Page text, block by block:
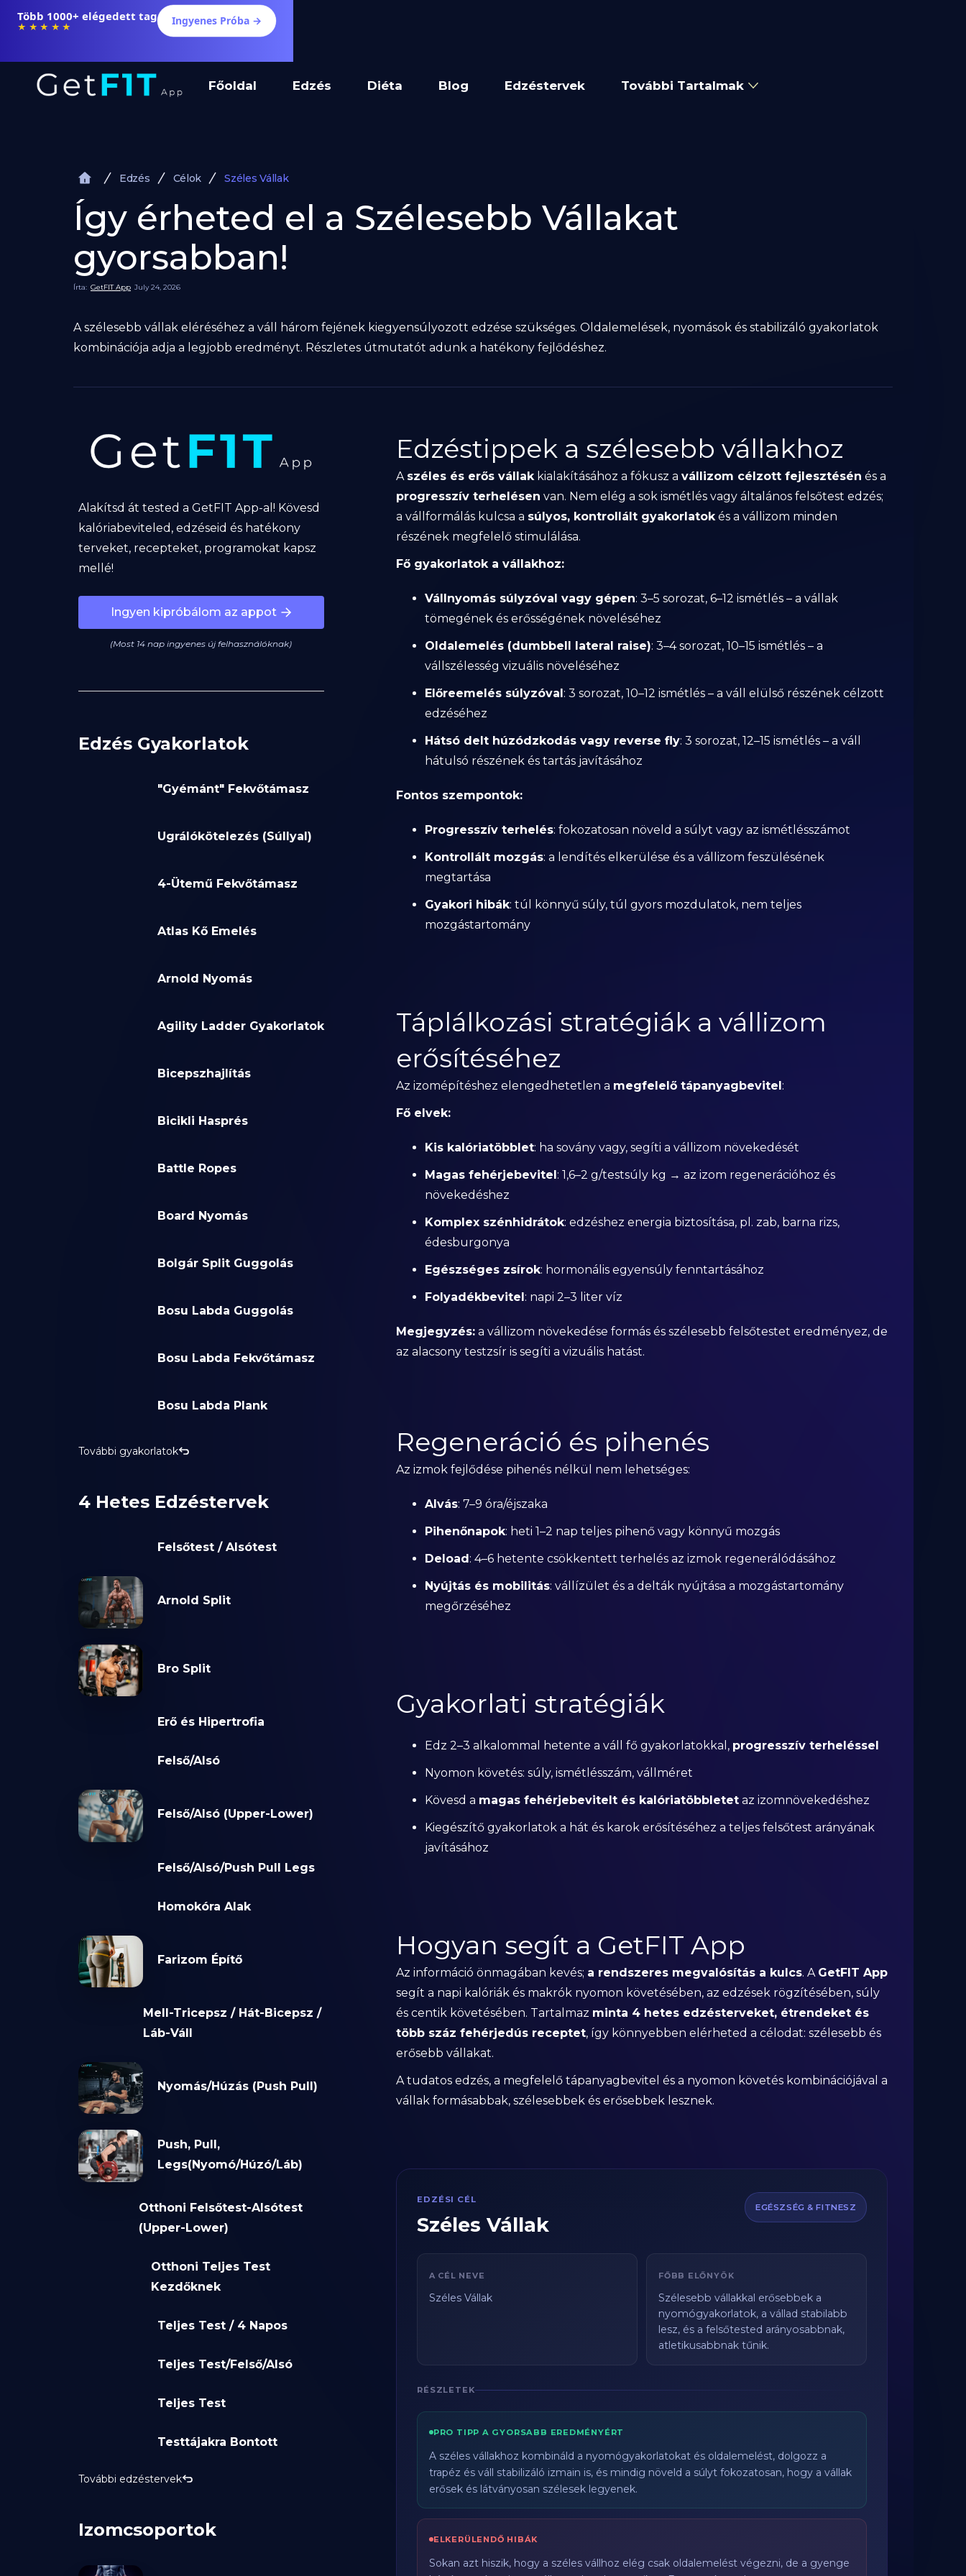
Főoldal Edzés Diéta Blog Edzéstervek További Tartalmak
Több 1000+ elégedett tag
★★★★★ Ingyenes Próba →
Edzés Célok Széles Vállak
Így érheted el a Szélesebb Vállakat
gyorsabban!
Írta: GetFIT App July 24, 2026
A szélesebb vállak eléréséhez a váll három fejének kiegyensúlyozott edzése szükséges. Oldalemelések, nyomások és stabilizáló gyakorlatok
kombinációja adja a legjobb eredményt. Részletes útmutatót adunk a hatékony fejlődéshez.
Alakítsd át tested a GetFIT App-al! Kövesd
kalóriabeviteled, edzéseid és hatékony
terveket, recepteket, programokat kapsz
mellé!
Ingyen kipróbálom az appot
(Most 14 nap ingyenes új felhasználóknak)
Edzés Gyakorlatok
"Gyémánt" Fekvőtámasz
Ugrálókötelezés (Súllyal)
4-Ütemű Fekvőtámasz
Atlas Kő Emelés
Arnold Nyomás
Agility Ladder Gyakorlatok
Bicepszhajlítás
Bicikli Hasprés
Battle Ropes
Board Nyomás
Bolgár Split Guggolás
Bosu Labda Guggolás
Bosu Labda Fekvőtámasz
Bosu Labda Plank
További gyakorlatok
4 Hetes Edzéstervek
Felsőtest / Alsótest
Arnold Split
Bro Split
Erő és Hipertrofia
Felső/Alsó
Felső/Alsó (Upper-Lower)
Felső/Alsó/Push Pull Legs
Homokóra Alak
Farizom Építő
Mell-Tricepsz / Hát-Bicepsz /
Láb-Váll
Nyomás/Húzás (Push Pull)
Push, Pull,
Legs(Nyomó/Húzó/Láb)
Otthoni Felsőtest-Alsótest
(Upper-Lower)
Otthoni Teljes Test
Kezdőknek
Teljes Test / 4 Napos
Teljes Test/Felső/Alsó
Teljes Test
Testtájakra Bontott
További edzéstervek
Izomcsoportok
Edzéstippek a szélesebb vállakhoz
A széles és erős vállakkialakításához a fókusz a vállizom célzott fejlesztésén és a
progresszív terhelésen van. Nem elég a sok ismétlés vagy általános felsőtest edzés;
a vállformálás kulcsa a súlyos, kontrollált gyakorlatokés a vállizom minden
részének megfelelő stimulálása.
Fő gyakorlatok a vállakhoz:
Vállnyomás súlyzóval vagy gépen: 3–5 sorozat, 6–12 ismétlés – a vállak
tömegének és erősségének növeléséhez
Oldalemelés (dumbbell lateral raise): 3–4 sorozat, 10–15 ismétlés – a
vállszélesség vizuális növeléséhez
Előreemelés súlyzóval: 3 sorozat, 10–12 ismétlés – a váll elülső részének célzott
edzéséhez
Hátsó delt húzódzkodás vagy reverse fly: 3 sorozat, 12–15 ismétlés – a váll
hátulsó részének és tartás javításához
Fontos szempontok:
Progresszív terhelés: fokozatosan növeld a súlyt vagy az ismétlésszámot
Kontrollált mozgás: a lendítés elkerülése és a vállizom feszülésének
megtartása
Gyakori hibák: túl könnyű súly, túl gyors mozdulatok, nem teljes
mozgástartomány
Táplálkozási stratégiák a vállizom
erősítéséhez
Az izomépítéshez elengedhetetlen a megfelelő tápanyagbevitel:
Fő elvek:
Kis kalóriatöbblet: ha sovány vagy, segíti a vállizom növekedését
Magas fehérjebevitel: 1,6–2 g/testsúly kg → az izom regenerációhoz és
növekedéshez
Komplex szénhidrátok: edzéshez energia biztosítása, pl. zab, barna rizs,
édesburgonya
Egészséges zsírok: hormonális egyensúly fenntartásához
Folyadékbevitel: napi 2–3 liter víz
Megjegyzés:a vállizom növekedése formás és szélesebb felsőtestet eredményez, de
az alacsony testzsír is segíti a vizuális hatást.
Regeneráció és pihenés
Az izmok fejlődése pihenés nélkül nem lehetséges:
Alvás: 7–9 óra/éjszaka
Pihenőnapok: heti 1–2 nap teljes pihenő vagy könnyű mozgás
Deload: 4–6 hetente csökkentett terhelés az izmok regenerálódásához
Nyújtás és mobilitás: vállízület és a delták nyújtása a mozgástartomány
megőrzéséhez
Gyakorlati stratégiák
Edz 2–3 alkalommal hetente a váll fő gyakorlatokkal, progresszív terheléssel
Nyomon követés: súly, ismétlésszám, vállméret
Kövesd a magas fehérjebevitelt és kalóriatöbbletetaz izomnövekedéshez
Kiegészítő gyakorlatok a hát és karok erősítéséhez a teljes felsőtest arányának
javításához
Hogyan segít a GetFIT App
Az információ önmagában kevés; a rendszeres megvalósítás a kulcs. A GetFIT App
segít a napi kalóriák és makrók nyomon követésében, az edzések rögzítésében, súly
és centik követésében. Tartalmaz minta 4 hetes edzésterveket, étrendeket és
több száz fehérjedús receptet, így könnyebben elérheted a célodat: szélesebb és
erősebb vállakat.
A tudatos edzés, a megfelelő tápanyagbevitel és a nyomon követés kombinációjával a
vállak formásabbak, szélesebbek és erősebbek lesznek.
EDZÉSI CÉL
Széles Vállak
EGÉSZSÉG & FITNESZ
A CÉL NEVE
Széles Vállak
FŐBB ELŐNYÖK
Szélesebb vállakkal erősebbek a
nyomógyakorlatok, a vállad stabilabb
lesz, és a felsőtested arányosabbnak,
atletikusabbnak tűnik.
RÉSZLETEK
PRO TIPP A GYORSABB EREDMÉNYÉRT
A széles vállakhoz kombináld a nyomógyakorlatokat és oldalemelést, dolgozz a
trapéz és váll stabilizáló izmain is, és mindig növeld a súlyt fokozatosan, hogy a vállak
erősek és látványosan szélesek legyenek.
ELKERÜLENDŐ HIBÁK
Sokan azt hiszik, hogy a széles vállhoz elég csak oldalemelést végezni, de a gyenge